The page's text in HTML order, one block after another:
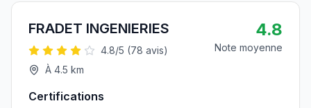
FRADET INGENIERIES
4.8/5 (78 avis)
À 4.5 km
4.8
Note moyenne
Certifications